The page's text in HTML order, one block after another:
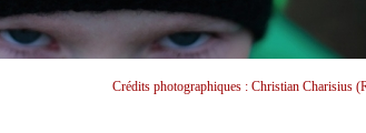
Crédits photographiques : Christian Charisius